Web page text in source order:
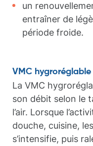
un
entraîner de
période froide.
VMC
La VMC
son débit selon le
l’air. Lorsque
douche, cuisine,
s’intensifie, puis